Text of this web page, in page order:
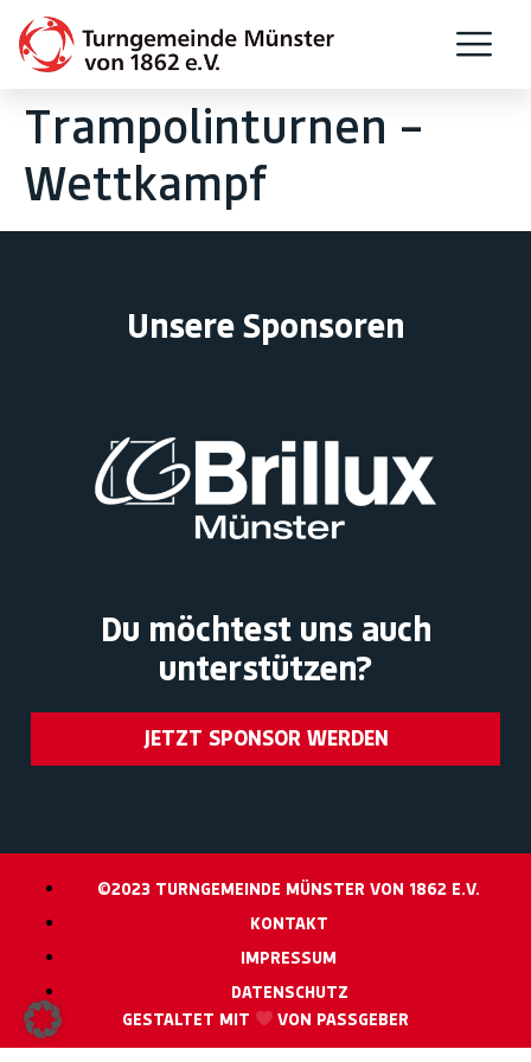
Trampolinturnen –
Wettkampf
Unsere Sponsoren
Du möchtest uns auch
unterstützen?
JETZT SPONSOR WERDEN
©2023 TURNGEMEINDE MÜNSTER VON 1862 E.V.
KONTAKT
IMPRESSUM
DATENSCHUTZ
GESTALTET MIT
VON PASSGEBER